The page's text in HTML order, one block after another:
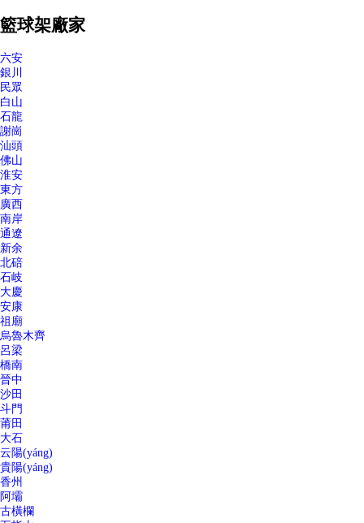
籃球架廠家
六安
銀川
民眾
白山
石龍
謝崗
汕頭
佛山
淮安
東方
廣西
南岸
通遼
新余
北碚
石岐
大慶
安康
祖廟
烏魯木齊
呂梁
橋南
晉中
沙田
斗門
莆田
大石
云陽(yáng)
貴陽(yáng)
香州
阿壩
古橫欄